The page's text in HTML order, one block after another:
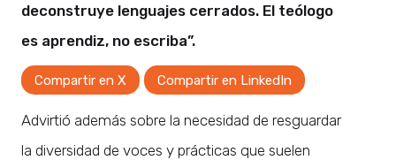
deconstruye lenguajes cerrados. El teólogo
es aprendiz, no escriba”.
Compartir en X Compartir en LinkedIn
Advirtió además sobre la necesidad de resguardar
la diversidad de voces y prácticas que suelen